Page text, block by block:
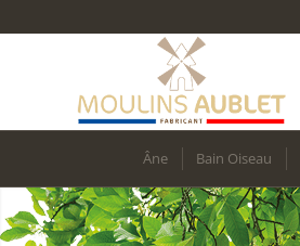
Âne Bain Oiseau